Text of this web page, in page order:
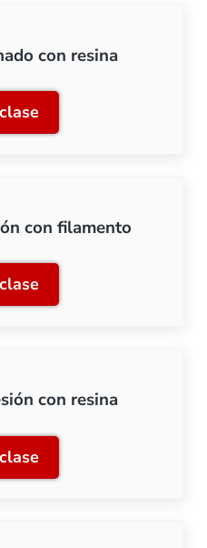
con resina
Clase 7: Laminado con
con filamento
Clase 8: Impresión con
con resina
Clase 9: Impresión con